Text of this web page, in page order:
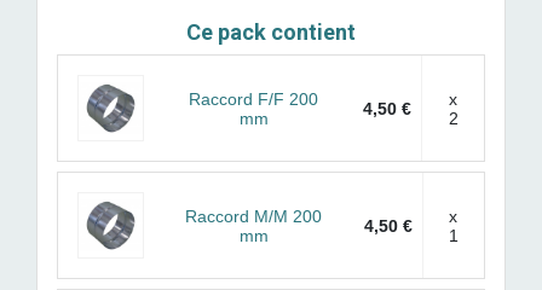
Ce pack contient
Raccord F/F 200
mm
4,50 €
x
2
Raccord M/M 200
mm
4,50 €
x
1